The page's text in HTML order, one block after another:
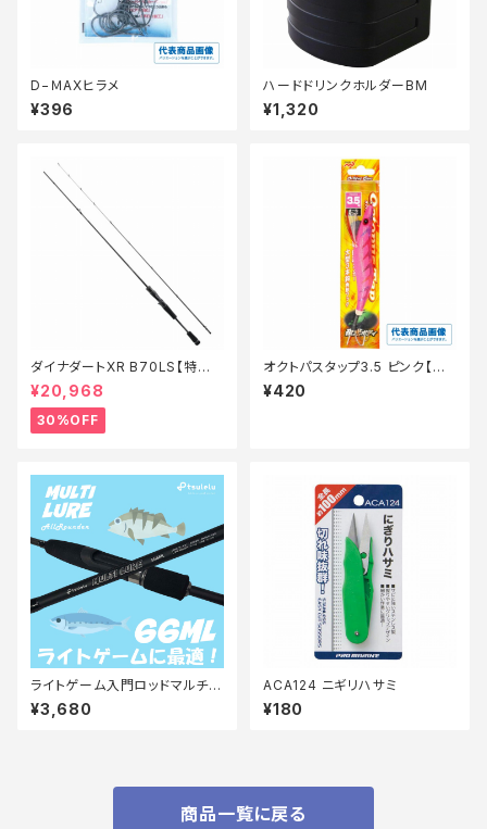
D−ＭAXヒラメ
¥396
ハードドリンクホルダーBM
¥1,320
ダイナダートXR B70LS【特価
ロッド】【30】
¥20,968
30%OFF
オクトパスタップ3.5 ピンク【継
続セール_ルアー】
¥420
ライトゲーム入門ロッドマルチル
アーアジメバル 66ML マットブ
ラック
¥3,680
ACA124 ニギリハサミ
¥180
商品一覧に戻る